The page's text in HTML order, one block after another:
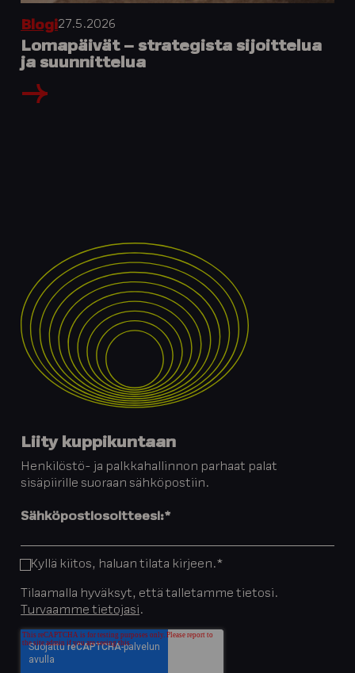
Blogi27.5.2026
Lomapäivät – strategista sijoittelua
ja suunnittelua
Liity kuppikuntaan
Henkilöstö- ja palkkahallinnon parhaat palat
sisäpiirille suoraan sähköpostiin.
Sähköpostiosoitteesi:*
Kyllä kiitos, haluan tilata kirjeen.*
Tilaamalla hyväksyt, että talletamme tietosi.
Turvaamme tietojasi .